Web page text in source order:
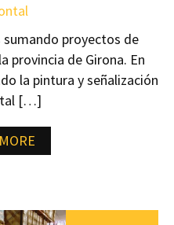
sumando proyectos de
provincia de Girona. En
la pintura y señalización
[…]